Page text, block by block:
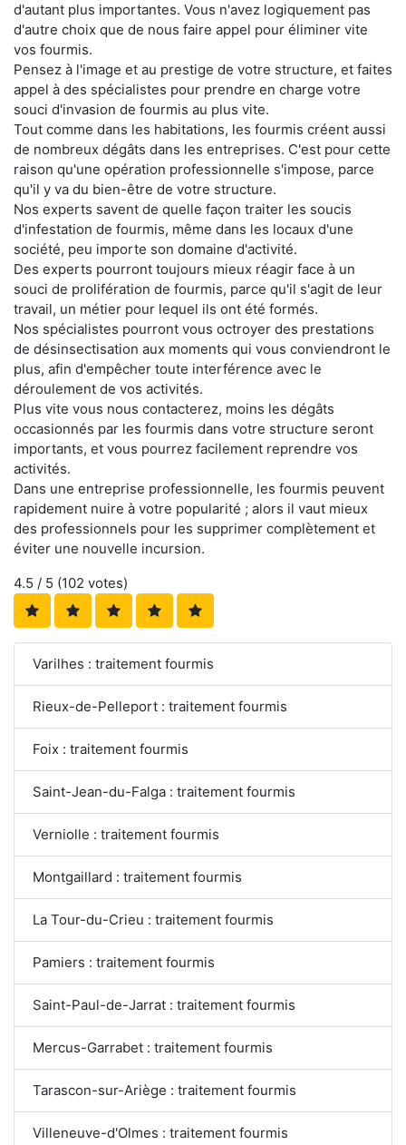
d'autant plus importantes. Vous n'avez logiquement pas
d'autre choix que de nous faire appel pour éliminer vite
vos fourmis.
Pensez à l'image et au prestige de votre structure, et faites
appel à des spécialistes pour prendre en charge votre
souci d'invasion de fourmis au plus vite.
Tout comme dans les habitations, les fourmis créent aussi
de nombreux dégâts dans les entreprises. C'est pour cette
raison qu'une opération professionnelle s'impose, parce
qu'il y va du bien-être de votre structure.
Nos experts savent de quelle façon traiter les soucis
d'infestation de fourmis, même dans les locaux d'une
société, peu importe son domaine d'activité.
Des experts pourront toujours mieux réagir face à un
souci de prolifération de fourmis, parce qu'il s'agit de leur
travail, un métier pour lequel ils ont été formés.
Nos spécialistes pourront vous octroyer des prestations
de désinsectisation aux moments qui vous conviendront le
plus, afin d'empêcher toute interférence avec le
déroulement de vos activités.
Plus vite vous nous contacterez, moins les dégâts
occasionnés par les fourmis dans votre structure seront
importants, et vous pourrez facilement reprendre vos
activités.
Dans une entreprise professionnelle, les fourmis peuvent
rapidement nuire à votre popularité ; alors il vaut mieux
des professionnels pour les supprimer complètement et
éviter une nouvelle incursion.
4.5 / 5 (102 votes)
Varilhes : traitement fourmis
Rieux-de-Pelleport : traitement fourmis
Foix : traitement fourmis
Saint-Jean-du-Falga : traitement fourmis
Verniolle : traitement fourmis
Montgaillard : traitement fourmis
La Tour-du-Crieu : traitement fourmis
Pamiers : traitement fourmis
Saint-Paul-de-Jarrat : traitement fourmis
Mercus-Garrabet : traitement fourmis
Tarascon-sur-Ariège : traitement fourmis
Villeneuve-d'Olmes : traitement fourmis